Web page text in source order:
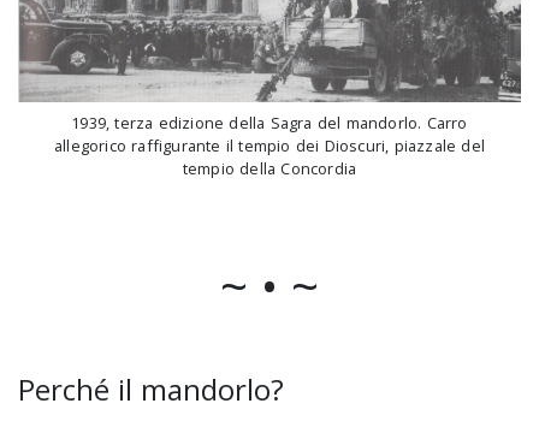
1939, terza edizione della Sagra del mandorlo. Carro
allegorico raffigurante il tempio dei Dioscuri, piazzale del
tempio della Concordia
~ • ~
Perché il mandorlo?